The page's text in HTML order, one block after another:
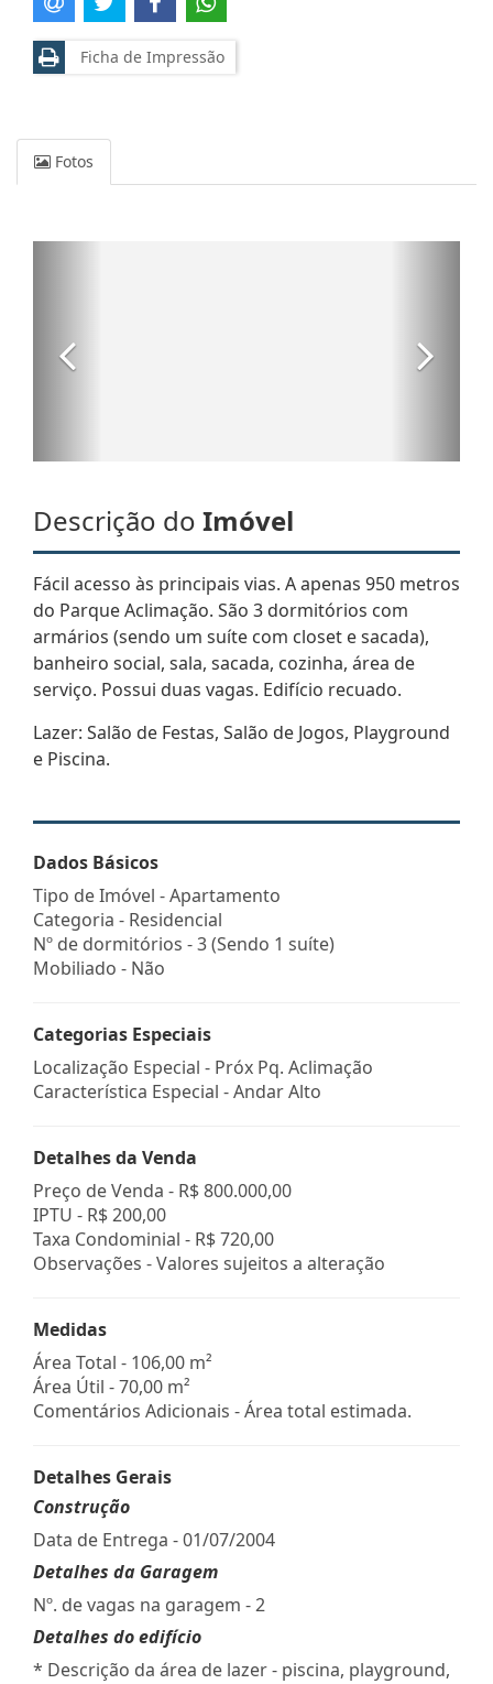
Ficha de Impressão
Fotos
Descrição do Imóvel
Fácil acesso às principais vias. A apenas 950 metros
do Parque Aclimação. São 3 dormitórios com
armários (sendo um suíte com closet e sacada),
banheiro social, sala, sacada, cozinha, área de
serviço. Possui duas vagas. Edifício recuado.
Lazer: Salão de Festas, Salão de Jogos, Playground
e Piscina.
Dados Básicos
Tipo de Imóvel - Apartamento
Categoria - Residencial
Nº de dormitórios - 3 (Sendo 1 suíte)
Mobiliado - Não
Categorias Especiais
Localização Especial - Próx Pq. Aclimação
Característica Especial - Andar Alto
Detalhes da Venda
Preço de Venda - R$ 800.000,00
IPTU - R$ 200,00
Taxa Condominial - R$ 720,00
Observações - Valores sujeitos a alteração
Medidas
Área Total - 106,00 m²
Área Útil - 70,00 m²
Comentários Adicionais - Área total estimada.
Detalhes Gerais
Construção
Data de Entrega - 01/07/2004
Detalhes da Garagem
Nº. de vagas na garagem - 2
Detalhes do edifício
* Descrição da área de lazer - piscina, playground,